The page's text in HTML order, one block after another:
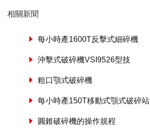
相關新聞
每小時產1600T反擊式細碎機
沖擊式破碎機VSI9526型技
粗口顎式破碎機
每小時產150T移動式顎式破碎站
圓錐破碎機的操作規程